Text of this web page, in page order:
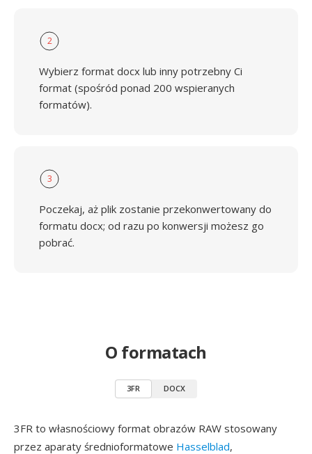
2
Wybierz format docx lub inny potrzebny Ci
format (spośród ponad 200 wspieranych
formatów).
3
Poczekaj, aż plik zostanie przekonwertowany do
formatu docx; od razu po konwersji możesz go
pobrać.
O formatach
3FR DOCX
3FR to własnościowy format obrazów RAW stosowany
przez aparaty średnioformatowe Hasselblad,